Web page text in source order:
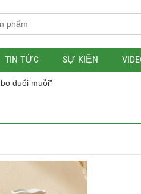
TIN TỨC SỰ KIỆN
đuổi muỗi”